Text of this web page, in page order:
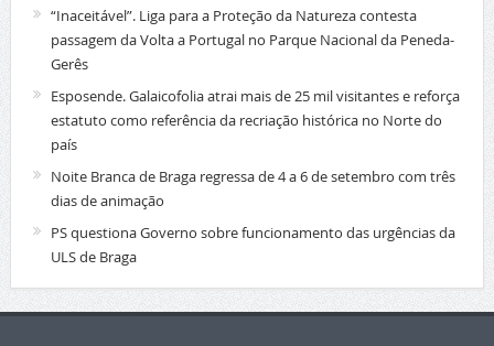
“Inaceitável”. Liga para a Proteção da Natureza contesta
passagem da Volta a Portugal no Parque Nacional da Peneda-
Gerês
Esposende. Galaicofolia atrai mais de 25 mil visitantes e reforça
estatuto como referência da recriação histórica no Norte do
país
Noite Branca de Braga regressa de 4 a 6 de setembro com três
dias de animação
PS questiona Governo sobre funcionamento das urgências da
ULS de Braga